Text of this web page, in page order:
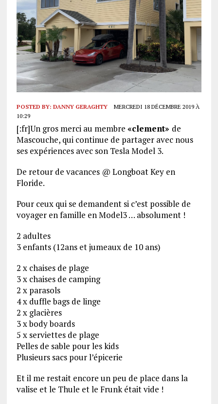
POSTED BY: DANNY GERAGHTY
MERCREDI 18 DÉCEMBRE 2019 À
10:29
[:fr]Un gros merci au membre «clement» de
Mascouche, qui continue de partager avec nous
ses expériences avec son Tesla Model 3.
De retour de vacances @ Longboat Key en
Floride.
Pour ceux qui se demandent si c’est possible de
voyager en famille en Model3 … absolument !
2 adultes
3 enfants (12ans et jumeaux de 10 ans)
2 x chaises de plage
3 x chaises de camping
2 x parasols
4 x duffle bags de linge
2 x glacières
3 x body boards
5 x serviettes de plage
Pelles de sable pour les kids
Plusieurs sacs pour l’épicerie
Et il me restait encore un peu de place dans la
valise et le Thule et le Frunk était vide !